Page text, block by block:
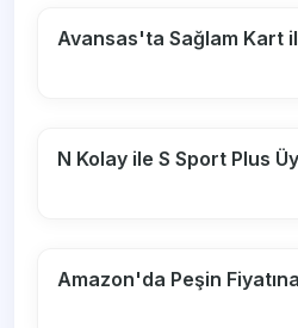
Avansas'ta Sağlam Kart
N Kolay ile S Sport Plus
Amazon'da Peşin